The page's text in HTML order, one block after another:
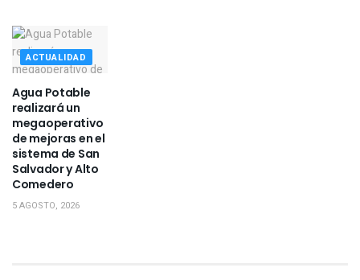
ACTUALIDAD
Agua Potable
realizará un
megaoperativo
de mejoras en el
sistema de San
Salvador y Alto
Comedero
5 AGOSTO, 2026